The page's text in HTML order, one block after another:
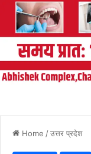
Home /उत्तर प्रदेश